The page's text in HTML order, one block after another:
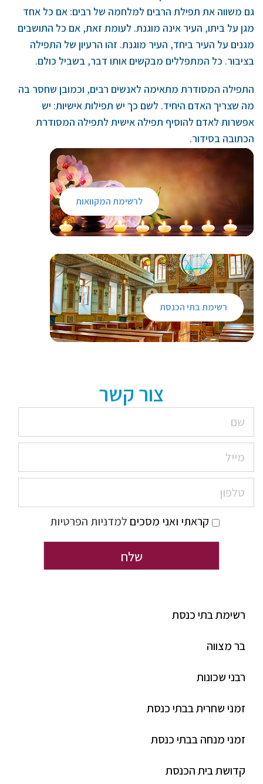
גם משווה את תפילת הרבים למלחמה של רבים: אם כל אחד
מגן על ביתו, העיר אינה מוגנת. לעומת זאת, אם כל התושבים
מגנים על העיר ביחד, העיר מוגנת. זהו הרעיון של התפילה
בציבור. כל המתפללים מבקשים אותו דבר, בשביל כולם.
התפילה המסודרת מתאימה לאנשים רבים, וכמובן שחסר בה
מה שצריך האדם היחיד. לשם כך יש תפילות אישיות: יש
אפשרות לאדם להוסיף תפילה אישית לתפילה המסודרת
הכתובה בסידור.
לרשימת המקוואות
רשימת בתי הכנסת
צור קשר
קראתי ואני מסכים למדניות הפרטיות
רשימת בתי כנסת
בר מצווה
רבני שכונות
זמני שחרית בבתי כנסת
זמני מנחה בבתי כנסת
קדושת בית הכנסת